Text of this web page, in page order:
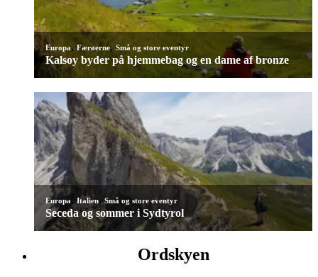
Europa, Færøerne, Små og store eventyr
Kalsoy byder på hjemmebag og en dame af bronze
Europa Italien,Små og store eventyr
Seceda og sommer i Sydtyrol
Ordskyen